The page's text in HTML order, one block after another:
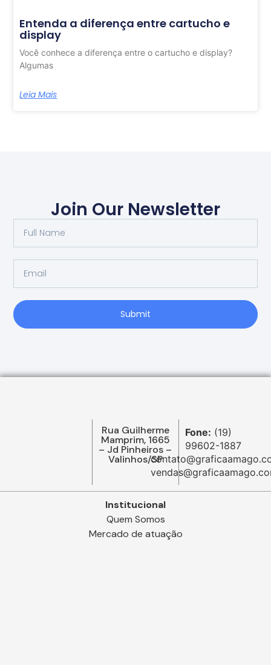
Entenda a diferença entre cartucho e
display
Você conhece a diferença entre o cartucho e display?
Algumas
Leia Mais
Join Our Newsletter
Submit
Rua Guilherme
Mamprim, 1665
– Jd Pinheiros –
Valinhos/SP
Fone: (19)
99602-1887
Institucional
Quem Somos
Mercado de atuação